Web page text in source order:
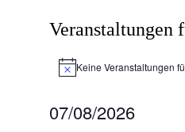
Veranstaltungen
HinweisKeine Veranstaltungen
07/08/2026